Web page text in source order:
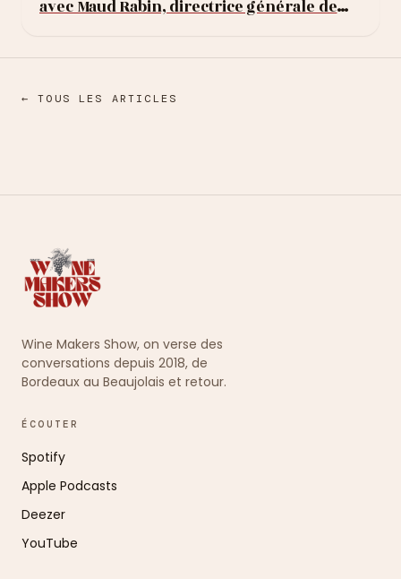
satellites de Saint-
avec Maud Rabin, directrice générale de
← TOUS LES ARTICLES
Wine Makers Show, on verse des
conversations depuis 2018, de
Bordeaux au Beaujolais et retour.
ÉCOUTER
Spotify
Apple Podcasts
Deezer
YouTube